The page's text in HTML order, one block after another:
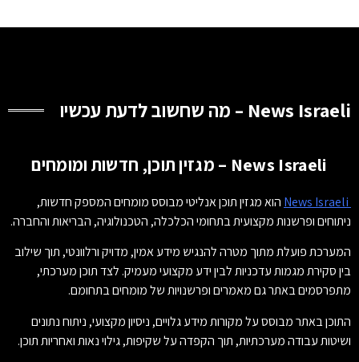
News Israeli – מה שחשוב לדעת עכשיו
News Israeli – מגזין תוכן, חדשות ומומחים
הוא מגזין תוכן אנליטי מבוסס מומחים המספק חדשות,
ניתוחים ופרשנות מקצועית בתחומי הכלכלה, הטכנולוגיה, הבריאות והחברה.
המערכת פועלת מתוך מטרה להנגיש מידע אמין, מדויק ורלוונטי, תוך שילוב
בין סקירת מגמות עדכניות לבין ידע מקצועי מעמיק. לצד תוכן מערכתי,
מתפרסמים באתר גם מאמרים ופרשנויות של מומחים בתחומם.
התוכן באתר מבוסס על מקורות מידע גלויים, ניסיון מקצועי, ניתוח נתונים
ושיטות עבודה מערכתיות, תוך הקפדה על שקיפות, גילוי נאות ואחריות תוכן.